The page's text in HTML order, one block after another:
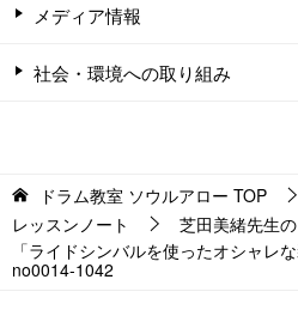
メディア情報
社会・環境への取り組み
ドラム教室 ソウルアロー TOP
レッスンノート
芝田美緒先生
「ライドシンバルを使ったオシャレ
no0014-1042